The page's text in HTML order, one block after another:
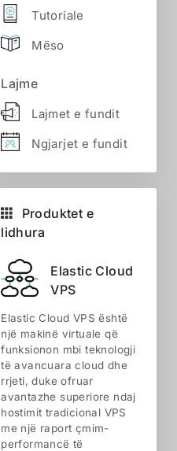
Tutoriale
Mëso
Lajme
Lajmet e fundit
Ngjarjet e fundit
Produktet e
lidhura
Elastic Cloud
VPS
Elastic Cloud VPS është
një makinë virtuale që
funksionon mbi teknologji
të avancuara cloud dhe
rrjeti, duke ofruar
avantazhe superiore ndaj
hostimit tradicional VPS
me një raport çmim-
performancë të